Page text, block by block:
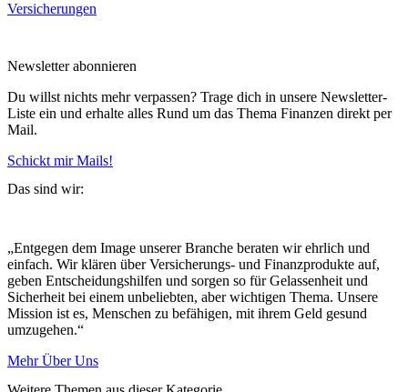
Versicherungen
Newsletter abonnieren
Du willst nichts mehr verpassen? Trage dich in unsere Newsletter-
Liste ein und erhalte alles Rund um das Thema Finanzen direkt per
Mail.
Schickt mir Mails!
Das sind wir:
„Entgegen dem Image unserer Branche beraten wir ehrlich und
einfach. Wir klären über Versicherungs- und Finanzprodukte auf,
geben Entscheidungshilfen und sorgen so für Gelassenheit und
Sicherheit bei einem unbeliebten, aber wichtigen Thema. Unsere
Mission ist es, Menschen zu befähigen, mit ihrem Geld gesund
umzugehen.“
Mehr Über Uns